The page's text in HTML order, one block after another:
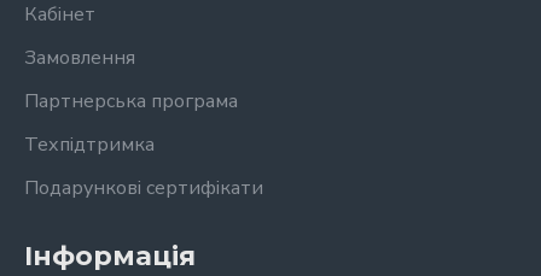
Кабінет
Замовлення
Партнерська програма
Техпідтримка
Подарункові сертифікати
Інформація